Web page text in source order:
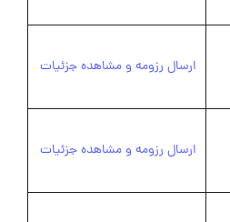
ارسال رزومه و مشاهده جزئیات
ارسال رزومه و مشاهده جزئیات